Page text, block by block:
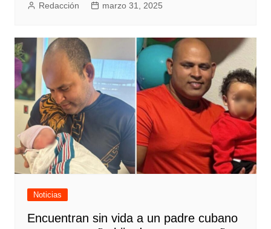
Redacción marzo 31, 2025
Noticias
Encuentran sin vida a un padre cubano